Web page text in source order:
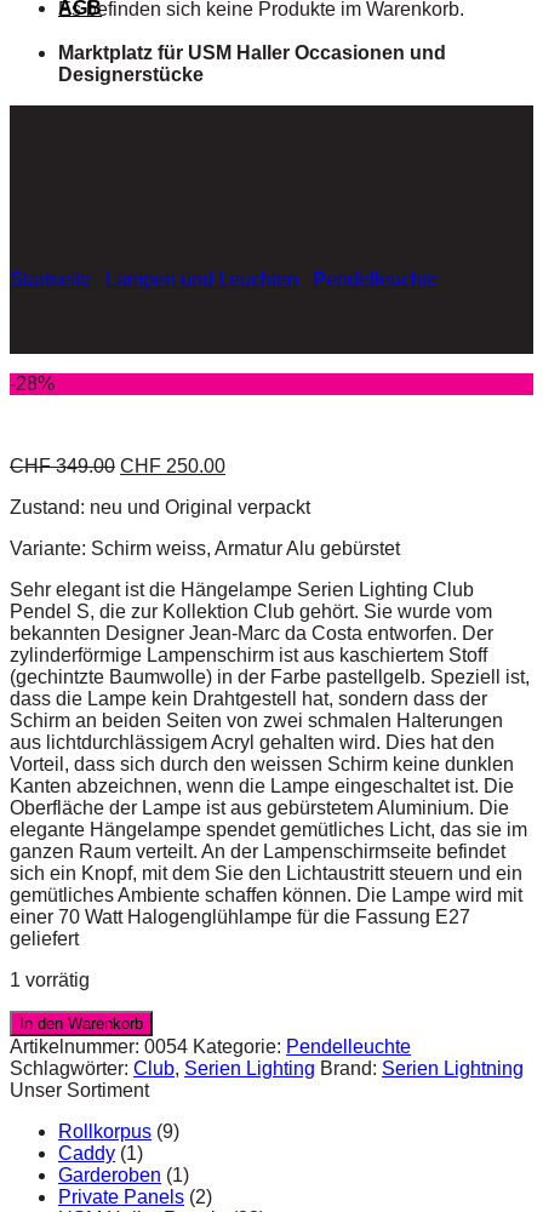
Es befinden sich keine Produkte im Warenkorb.
AGB
Marktplatz für USM Haller Occasionen und
Designerstücke
Startseite Lampen und Leuchten Pendelleuchte
-28%
CHF349.00 CHF 250.00
Zustand: neu und Original verpackt
Variante: Schirm weiss, Armatur Alu gebürstet
Sehr elegant ist die Hängelampe Serien Lighting Club
Pendel S, die zur Kollektion Club gehört. Sie wurde vom
bekannten Designer Jean-Marc da Costa entworfen. Der
zylinderförmige Lampenschirm ist aus kaschiertem Stoff
(gechintzte Baumwolle) in der Farbe pastellgelb. Speziell ist,
dass die Lampe kein Drahtgestell hat, sondern dass der
Schirm an beiden Seiten von zwei schmalen Halterungen
aus lichtdurchlässigem Acryl gehalten wird. Dies hat den
Vorteil, dass sich durch den weissen Schirm keine dunklen
Kanten abzeichnen, wenn die Lampe eingeschaltet ist. Die
Oberfläche der Lampe ist aus gebürstetem Aluminium. Die
elegante Hängelampe spendet gemütliches Licht, das sie im
ganzen Raum verteilt. An der Lampenschirmseite befindet
sich ein Knopf, mit dem Sie den Lichtaustritt steuern und ein
gemütliches Ambiente schaffen können. Die Lampe wird mit
einer 70 Watt Halogenglühlampe für die Fassung E27
geliefert
1 vorrätig
In den Warenkorb
Artikelnummer: 0054 Kategorie: Pendelleuchte
Schlagwörter: Club, Serien Lighting Brand: Serien Lightning
Unser Sortiment
Rollkorpus (9)
Caddy (1)
Garderoben (1)
Private Panels (2)